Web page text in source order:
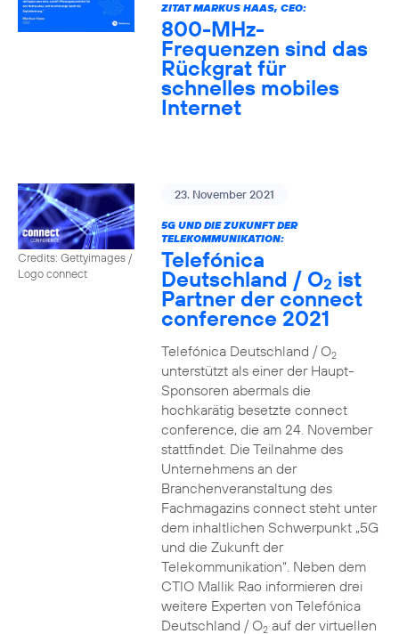
ZITAT MARKUS HAAS, CEO:
800-MHz-
Frequenzen sind das
Rückgrat für
schnelles mobiles
Internet
Credits: Gettyimages /
Logo connect
23. November 2021
5G UND DIE ZUKUNFT DER
TELEKOMMUNIKATION:
Telefónica
Deutschland / O2 ist
Partner der connect
conference 2021
Telefónica Deutschland / O2
unterstützt als einer der Haupt-
Sponsoren abermals die
hochkarätig besetzte connect
conference, die am 24. November
stattfindet. Die Teilnahme des
Unternehmens an der
Branchenveranstaltung des
Fachmagazins connect steht unter
dem inhaltlichen Schwerpunkt „5G
und die Zukunft der
Telekommunikation“. Neben dem
CTIO Mallik Rao informieren drei
weitere Experten von Telefónica
Deutschland / O2auf der virtuellen